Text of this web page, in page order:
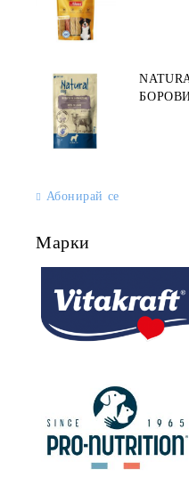
Абонирай се
Марки